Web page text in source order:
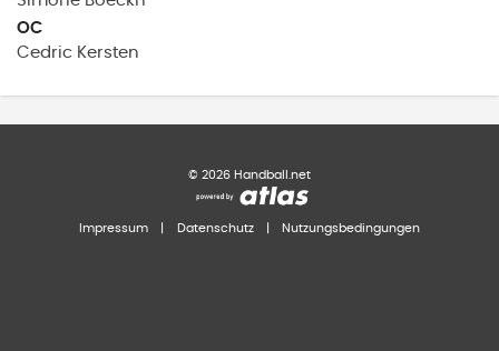
OC
Cedric Kersten
© 2026 Handball.net
Impressum Datenschutz Nutzungsbedingungen